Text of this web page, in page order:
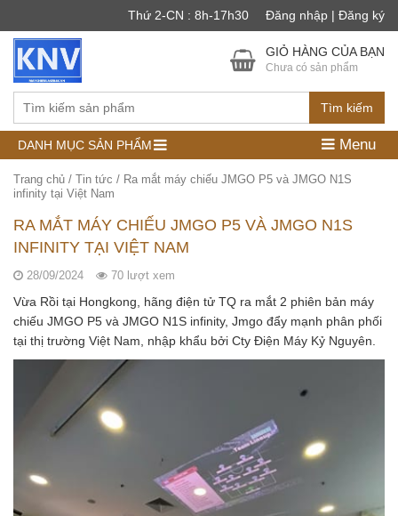
Thứ 2-CN : 8h-17h30 Đăng nhập | Đăng ký
Tìm kiếm
GIỎ HÀNG CỦA BẠN
Chưa có sản phẩm
DANH MỤC SẢN PHẨM Menu
Trang chủ / Tin tức / Ra mắt máy chiếu JMGO P5 và JMGO N1S
infinity tại Việt Nam
RA MẮT MÁY CHIẾU JMGO P5 VÀ JMGO N1S
INFINITY TẠI VIỆT NAM
28/09/2024 70 lượt xem
Vừa Rồi tại Hongkong, hãng điện tử TQ ra mắt 2 phiên bản máy
chiếu JMGO P5 và JMGO N1S infinity, Jmgo đẩy mạnh phân phối
tại thị trường Việt Nam, nhập khẩu bởi Cty Điện Máy Kỷ Nguyên.